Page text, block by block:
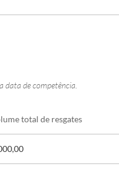
data de competência.
total de resgates